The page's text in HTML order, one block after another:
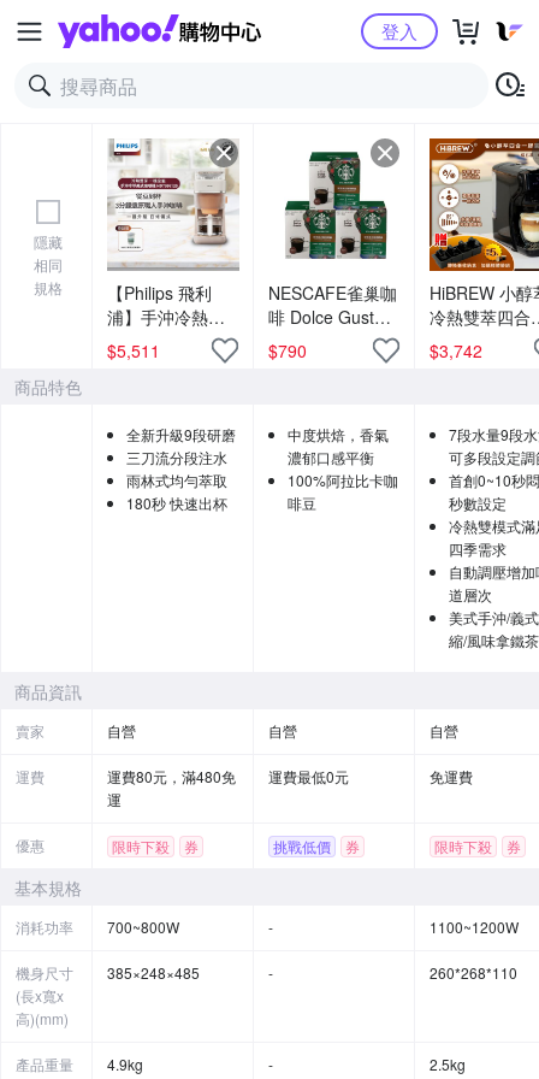
Yahoo購物中心登入
隱藏
相同
規格
【Philips 飛利
浦】手沖冷熱雙
萃美式咖啡機
HD7997/20
$5,511
NESCAFE雀巢咖
啡 Dolce Gusto
星巴克家常美式
咖啡膠囊12顆x3
$790
HiBREW 小醇
冷熱雙萃四合
膠囊咖啡機
黑 NK-514R-
思膠囊/義式
$3,742
商品特色
全新升級9段研磨
三刀流分段注水
雨林式均勻萃取
180秒 快速出杯
中度烘焙，香氣
濃郁口感平衡
100%阿拉比卡咖
啡豆
7段水量9段
可多段設定調
首創0~10秒
秒數設定
冷熱雙模式滿
四季需求
自動調壓增加
道層次
美式手沖/義
縮/風味拿鐵茶
商品資訊
賣家 自營 自營 自營
運費
運費80元，滿480免
運
運費最低0元 免運費
優惠 限時下殺 券 挑戰低價 券 限時下殺
券
基本規格
消耗功率 700~800W - 1100~1200W
機身尺寸
(長x寬x
高)(mm)
385×248×485 - 260*268*110
產品重量 4.9kg - 2.5kg